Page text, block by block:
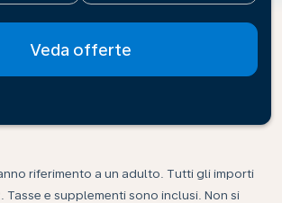
Veda offerte
riferimento a un adulto. Tutti gli importi
Tasse e supplementi sono inclusi. Non si